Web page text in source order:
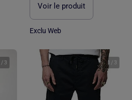
Voir le produit
Exclu Web
/ 3 1 / 3